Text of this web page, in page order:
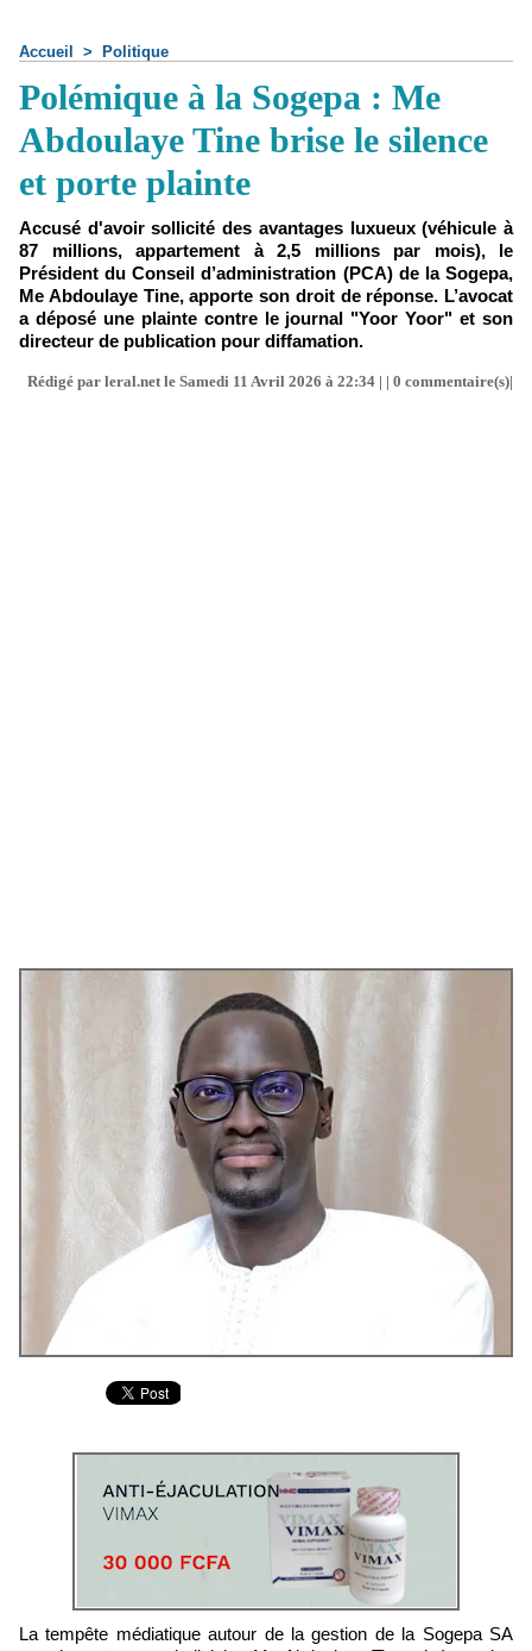
Accueil > Politique
Polémique à la Sogepa : Me
Abdoulaye Tine brise le silence
et porte plainte
Accusé d'avoir sollicité des avantages luxueux (véhicule à
87 millions, appartement à 2,5 millions par mois), le
Président du Conseil d’administration (PCA) de la Sogepa,
Me Abdoulaye Tine, apporte son droit de réponse. L’avocat
a déposé une plainte contre le journal "Yoor Yoor" et son
directeur de publication pour diffamation.
Rédigé par leral.net le Samedi 11 Avril 2026 à 22:34 | | 0 commentaire(s)|
La tempête médiatique autour de la gestion de la Sogepa SA